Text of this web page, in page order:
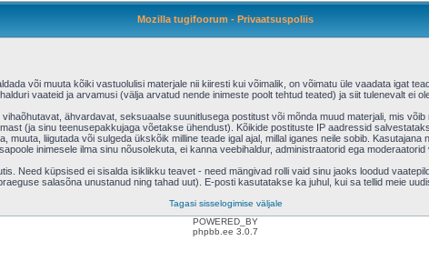
Mozilla tugifoorum - Privaatsuspoliis
või muuta kõiki vastuolulisi materjale nii kiiresti kui võimalik, on võimatu üle vaadata igat
vaateid ja arvamusi (välja arvatud nende inimeste poolt tehtud teated) ja siit tulenevalt ei
ähvardavat, seksuaalse suunitlusega postitust või mõnda muud materjali, mis
(ja sinu teenusepakkujaga võetakse ühendust). Kõikide postituste IP aadressid
muuta, liigutada või sulgeda ükskõik milline teade igal ajal, millal iganes neile sobib.
inimesele ilma sinu nõusolekuta, ei kanna veebihaldur, administraatorid ega
Need küpsised ei sisalda isiklikku teavet - need mängivad rolli vaid sinu jaoks loodud
salasõna unustanud ning tahad uut). E-posti kasutatakse ka juhul, kui sa tellid meie
Tagasi sisselogimise väljale
POWERED_BY
phpbb.ee 3.0.7